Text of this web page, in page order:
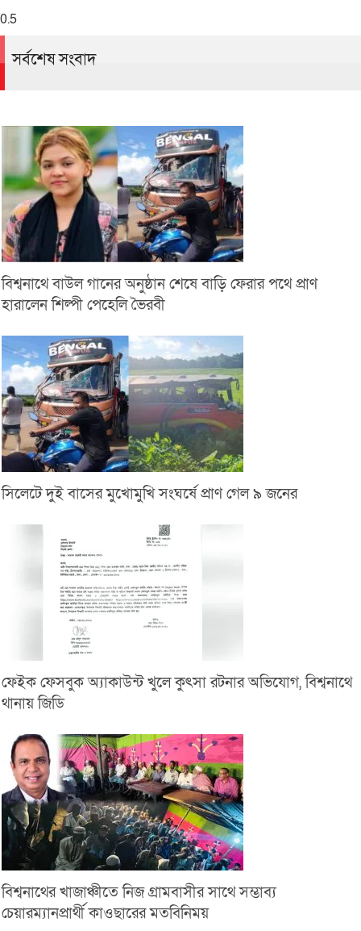
সর্বশেষ সংবাদ
বিশ্বনাথে বাউল গানের অনুষ্ঠান শেষে বাড়ি ফেরার পথে প্রাণ
হারালেন শিল্পী পেহেলি ভৈরবী
সিলেটে দুই বাসের মুখোমুখি সংঘর্ষে প্রাণ গেল ৯ জনের
ফেইক ফেসবুক অ্যাকাউন্ট খুলে কুৎসা রটনার অভিযোগ, বিশ্বনাথে
থানায় জিডি
বিশ্বনাথের খাজাঞ্চীতে নিজ গ্রামবাসীর সাথে সম্ভাব্য
চেয়ারম্যানপ্রার্থী কাওছারের মতবিনিময়